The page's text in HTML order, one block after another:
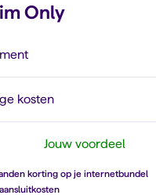
Only
kosten
Jouw voordeel
korting op je internetbundel